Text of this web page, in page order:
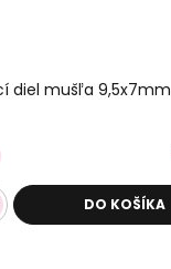
diel mušľa 9,5x7mm
DO KOŠÍKA